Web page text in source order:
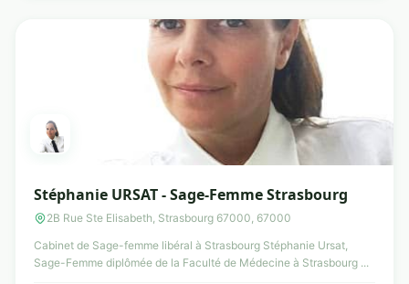
Stéphanie URSAT - Sage-Femme Strasbourg
2B Rue Ste Elisabeth, Strasbourg 67000, 67000
Cabinet de Sage-femme libéral à Strasbourg Stéphanie Ursat,
Sage-Femme diplômée de la Faculté de Médecine à Strasbourg ...